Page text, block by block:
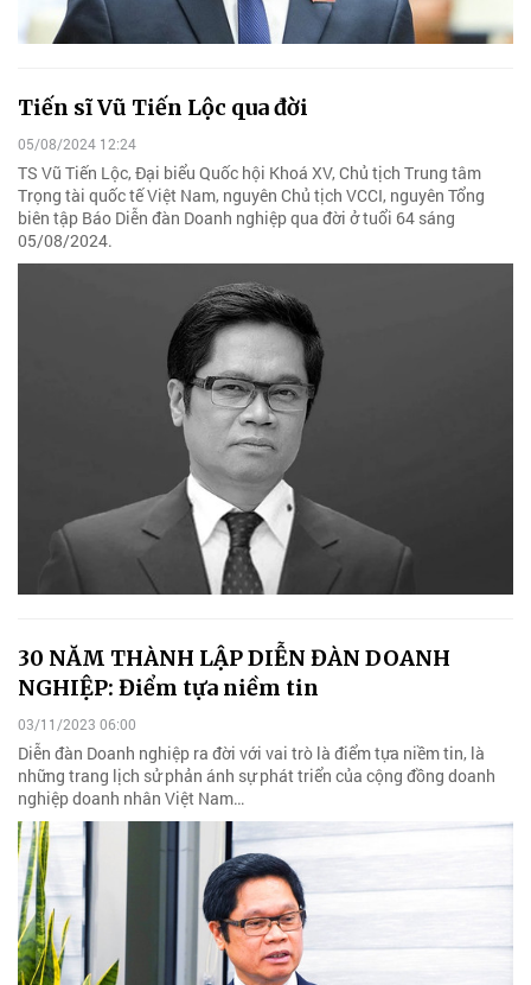
Tiến sĩ Vũ Tiến Lộc qua đời
05/08/2024 12:24
TS Vũ Tiến Lộc, Đại biểu Quốc hội Khoá XV, Chủ tịch Trung tâm
Trọng tài quốc tế Việt Nam, nguyên Chủ tịch VCCI, nguyên Tổng
biên tập Báo Diễn đàn Doanh nghiệp qua đời ở tuổi 64 sáng
05/08/2024.
30 NĂM THÀNH LẬP DIỄN ĐÀN DOANH
NGHIỆP: Điểm tựa niềm tin
03/11/2023 06:00
Diễn đàn Doanh nghiệp ra đời với vai trò là điểm tựa niềm tin, là
những trang lịch sử phản ánh sự phát triển của cộng đồng doanh
nghiệp doanh nhân Việt Nam…